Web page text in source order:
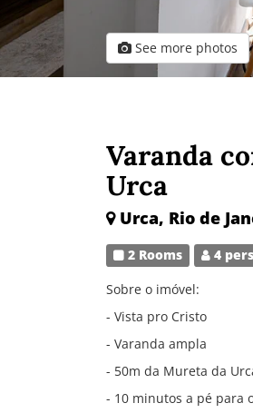
See more photos
Varanda
Urca
Urca, Rio de
2 Rooms 4
Sobre o imóvel:
- Vista pro Cristo
- Varanda ampla
- 50m da Mureta da
- 10 minutos a pé para